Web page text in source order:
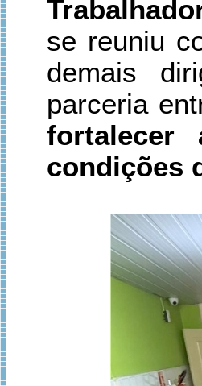
se reuniu
demais
parceria
fortalecer
condições